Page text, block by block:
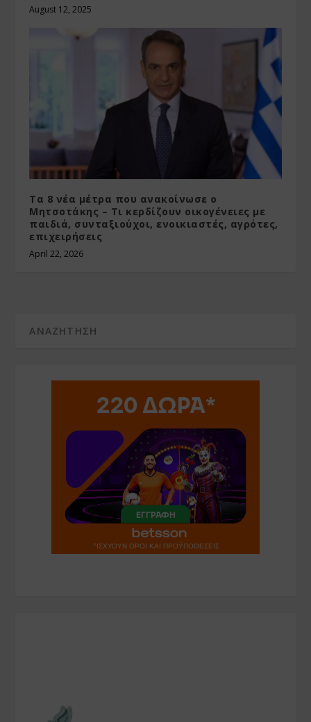
August 12, 2025
Τα 8 νέα μέτρα που ανακοίνωσε ο
Μητσοτάκης – Τι κερδίζουν οικογένειες με
παιδιά, συνταξιούχοι, ενοικιαστές, αγρότες,
επιχειρήσεις
April 22, 2026